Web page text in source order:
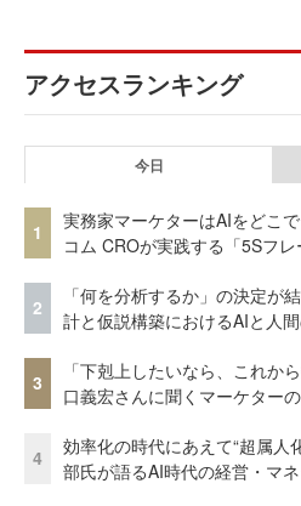
アクセスランキング
今日
1
実務家マーケターはAIをどこ
コム CROが実践する「5Sフレ
2
「何を分析するか」の決定が
計と仮説構築におけるAIと人
3
「下剋上したいなら、これか
口義宏さんに聞くマーケター
4
効率化の時代にあえて“超属
部氏が語るAI時代の経営・マ